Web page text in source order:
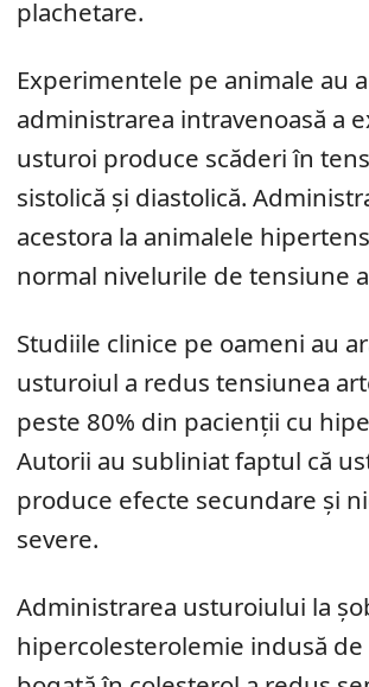
plachetare.
Experimentele pe animale au
administrarea intravenoasă a
usturoi produce scăderi în
sistolică și diastolică.
acestora la animalele
normal nivelurile de tensiune
Studiile clinice pe oameni au
usturoiul a redus tensiunea
peste 80% din pacienții cu
Autorii au subliniat faptul că
produce efecte secundare și
severe.
Administrarea usturoiului la
hipercolesterolemie indusă de